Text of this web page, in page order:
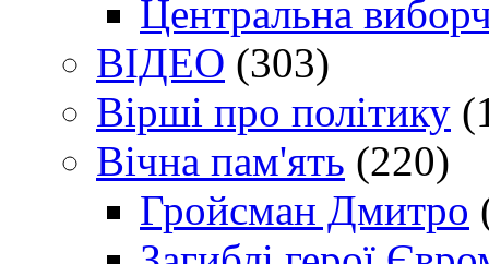
Центральна
ВІДЕО (303)
Вірші про політику
Вічна пам'ять (220)
Гройсман Дмитро